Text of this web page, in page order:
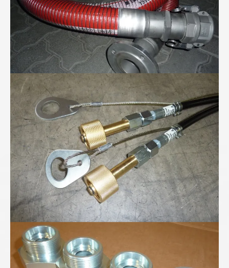
Höchstdruckschläuche für 300bar Stickstoff...
Höchstdruck-Verschraubungen